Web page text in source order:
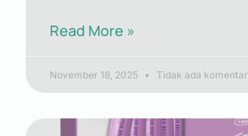
Read More »
November 18, 2025 Tidak ada komentar